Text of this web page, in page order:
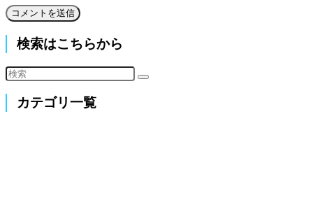
検索はこちらから
カテゴリ一覧